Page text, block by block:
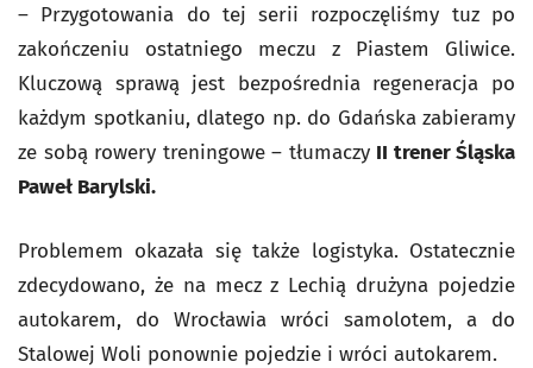
– Przygotowania do tej serii rozpoczęliśmy tuz po
zakończeniu ostatniego meczu z Piastem Gliwice.
Kluczową sprawą jest bezpośrednia regeneracja po
każdym spotkaniu, dlatego np. do Gdańska zabieramy
ze sobą rowery treningowe – tłumaczy II trener Śląska
Paweł Barylski.
Problemem okazała się także logistyka. Ostatecznie
zdecydowano, że na mecz z Lechią drużyna pojedzie
autokarem, do Wrocławia wróci samolotem, a do
Stalowej Woli ponownie pojedzie i wróci autokarem.